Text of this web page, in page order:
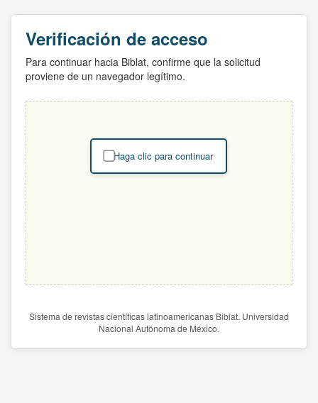
Verificación de acceso
Para continuar hacia Biblat, confirme que la solicitud
proviene de un navegador legítimo.
Haga clic para continuar
Sistema de revistas científicas latinoamericanas Biblat. Universidad
Nacional Autónoma de México.